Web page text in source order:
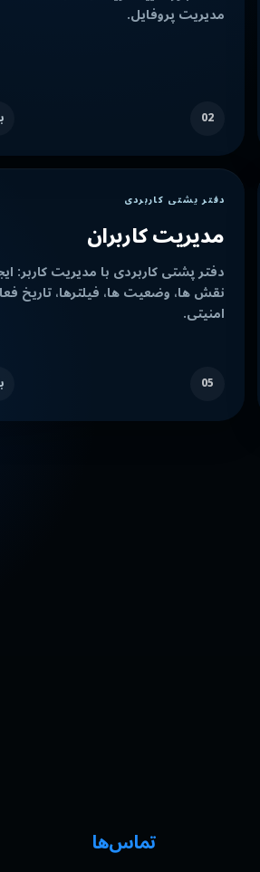
مدیریت پروفایل.
02
دفتر پشتی کاربردی
مدیریت کاربران
دفتر پشتی کاربردی با مدیریت کاربر:
نقش ها، وضعیت ها، فیلترها، تاریخ
امنیتی.
05
تماس‌ها